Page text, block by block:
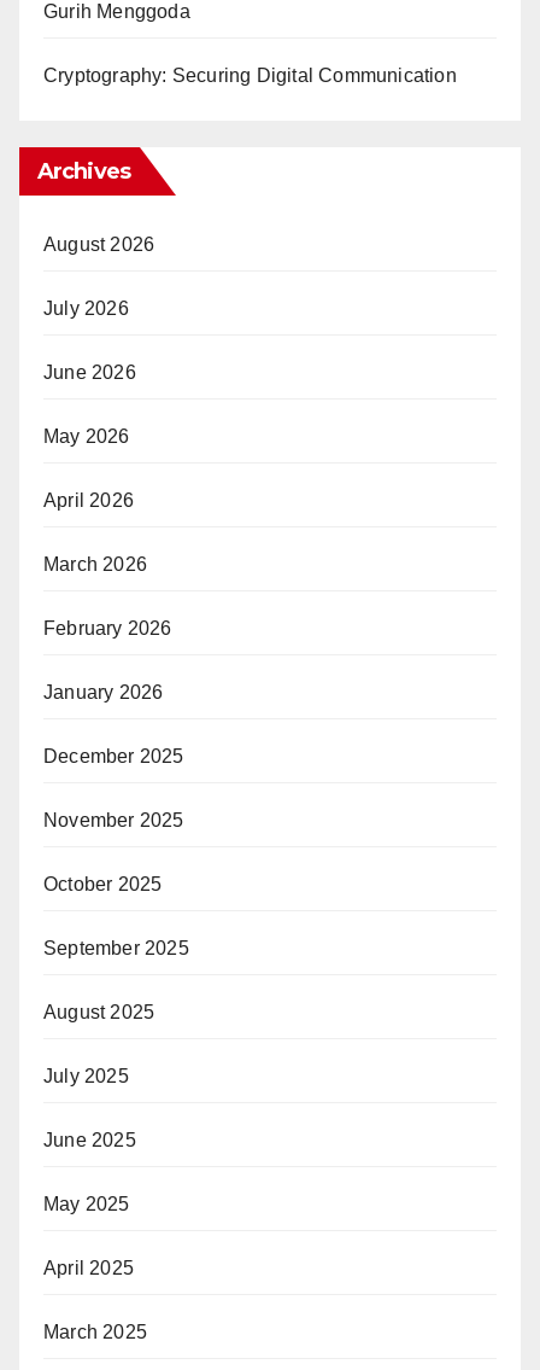
Gurih Menggoda
Cryptography: Securing Digital Communication
Archives
August 2026
July 2026
June 2026
May 2026
April 2026
March 2026
February 2026
January 2026
December 2025
November 2025
October 2025
September 2025
August 2025
July 2025
June 2025
May 2025
April 2025
March 2025